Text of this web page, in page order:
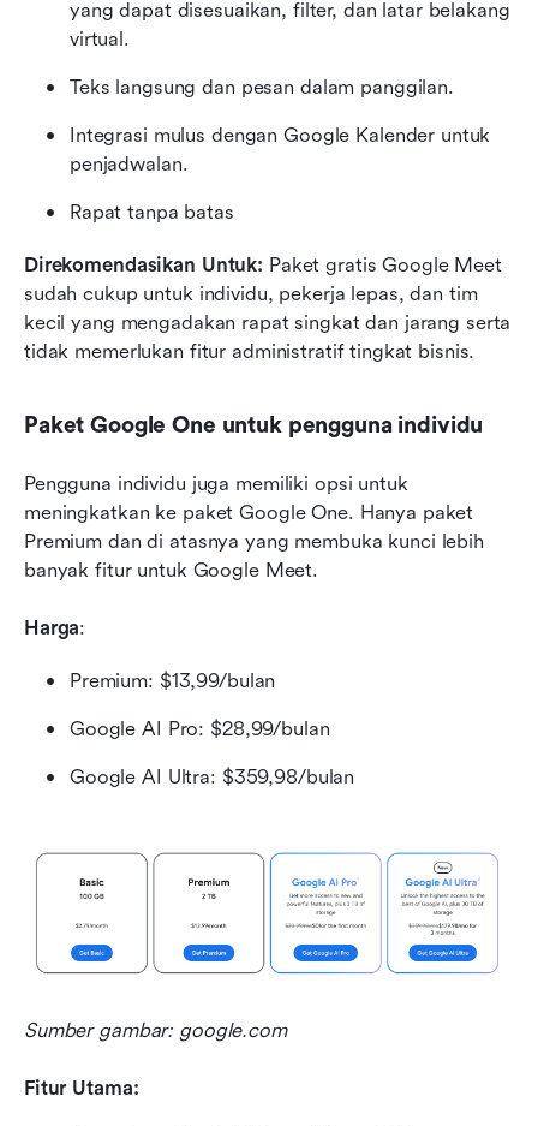
yang dapat disesuaikan, filter, dan latar belakang
virtual.
Teks langsung dan pesan dalam panggilan.
Integrasi mulus dengan Google Kalender untuk
penjadwalan.
Rapat tanpa batas
Direkomendasikan Untuk: Paket gratis Google Meet
sudah cukup untuk individu, pekerja lepas, dan tim
kecil yang mengadakan rapat singkat dan jarang serta
tidak memerlukan fitur administratif tingkat bisnis.
Paket Google One untuk pengguna individu
Pengguna individu juga memiliki opsi untuk
meningkatkan ke paket Google One. Hanya paket
Premium dan di atasnya yang membuka kunci lebih
banyak fitur untuk Google Meet.
Harga:
Premium: $13,99/bulan
Google AI Pro: $28,99/bulan
Google AI Ultra: $359,98/bulan
Sumber gambar: google.com
Fitur Utama: